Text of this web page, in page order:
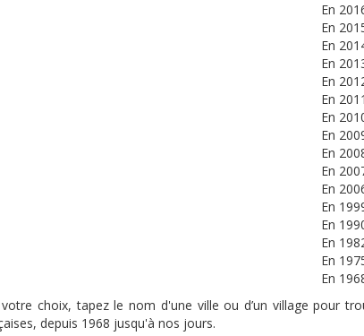
En
En
En
En
En
En
En
En
En
En
En
En
En
En
En
En
choix, tapez le nom d'une ville ou d’un village pour
depuis 1968 jusqu'à nos jours.